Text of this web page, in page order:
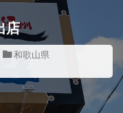
店
和歌山県